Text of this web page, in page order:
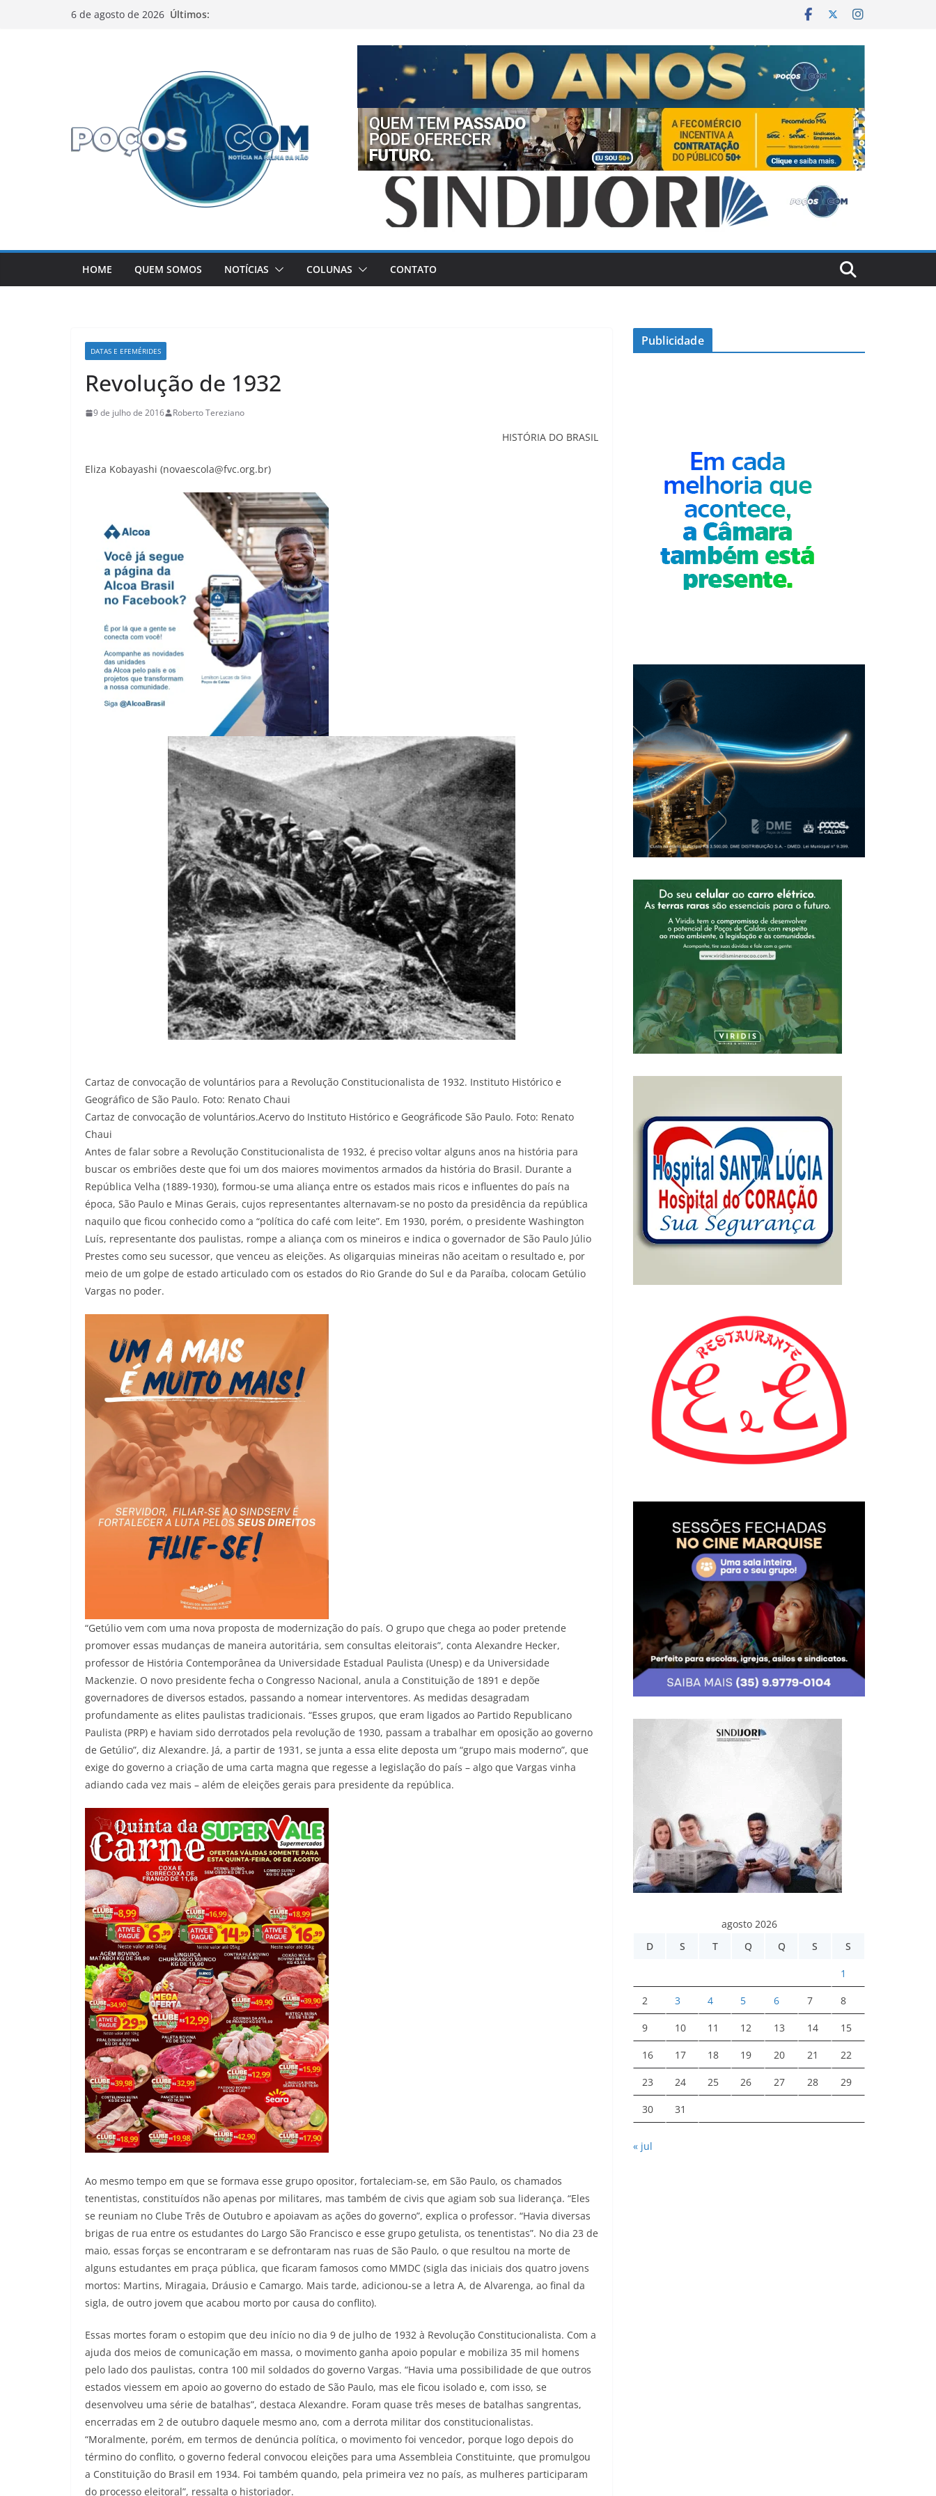
6 de agosto de 2026 Últimos:
HOME QUEM SOMOS NOTÍCIAS COLUNAS CONTATO
DATAS E EFEMÉRIDES
Revolução de 1932
9 de julho de 2016 Roberto Tereziano
HISTÓRIA DO BRASIL
Eliza Kobayashi (novaescola@fvc.org.br)
Cartaz de convocação de voluntários para a Revolução Constitucionalista de 1932. Instituto Histórico e
Geográfico de São Paulo. Foto: Renato Chaui
Cartaz de convocação de voluntários.Acervo do Instituto Histórico e Geográficode São Paulo. Foto: Renato
Chaui
Antes de falar sobre a Revolução Constitucionalista de 1932, é preciso voltar alguns anos na história para
buscar os embriões deste que foi um dos maiores movimentos armados da história do Brasil. Durante a
República Velha (1889-1930), formou-se uma aliança entre os estados mais ricos e influentes do país na
época, São Paulo e Minas Gerais, cujos representantes alternavam-se no posto da presidência da república
naquilo que ficou conhecido como a “política do café com leite”. Em 1930, porém, o presidente Washington
Luís, representante dos paulistas, rompe a aliança com os mineiros e indica o governador de São Paulo Júlio
Prestes como seu sucessor, que venceu as eleições. As oligarquias mineiras não aceitam o resultado e, por
meio de um golpe de estado articulado com os estados do Rio Grande do Sul e da Paraíba, colocam Getúlio
Vargas no poder.
“Getúlio vem com uma nova proposta de modernização do país. O grupo que chega ao poder pretende
promover essas mudanças de maneira autoritária, sem consultas eleitorais”, conta Alexandre Hecker,
professor de História Contemporânea da Universidade Estadual Paulista (Unesp) e da Universidade
Mackenzie. O novo presidente fecha o Congresso Nacional, anula a Constituição de 1891 e depõe
governadores de diversos estados, passando a nomear interventores. As medidas desagradam
profundamente as elites paulistas tradicionais. “Esses grupos, que eram ligados ao Partido Republicano
Paulista (PRP) e haviam sido derrotados pela revolução de 1930, passam a trabalhar em oposição ao governo
de Getúlio”, diz Alexandre. Já, a partir de 1931, se junta a essa elite deposta um “grupo mais moderno”, que
exige do governo a criação de uma carta magna que regesse a legislação do país – algo que Vargas vinha
adiando cada vez mais – além de eleições gerais para presidente da república.
Ao mesmo tempo em que se formava esse grupo opositor, fortaleciam-se, em São Paulo, os chamados
tenentistas, constituídos não apenas por militares, mas também de civis que agiam sob sua liderança. “Eles
se reuniam no Clube Três de Outubro e apoiavam as ações do governo”, explica o professor. “Havia diversas
brigas de rua entre os estudantes do Largo São Francisco e esse grupo getulista, os tenentistas”. No dia 23 de
maio, essas forças se encontraram e se defrontaram nas ruas de São Paulo, o que resultou na morte de
alguns estudantes em praça pública, que ficaram famosos como MMDC (sigla das iniciais dos quatro jovens
mortos: Martins, Miragaia, Dráusio e Camargo. Mais tarde, adicionou-se a letra A, de Alvarenga, ao final da
sigla, de outro jovem que acabou morto por causa do conflito).
Essas mortes foram o estopim que deu início no dia 9 de julho de 1932 à Revolução Constitucionalista. Com a
ajuda dos meios de comunicação em massa, o movimento ganha apoio popular e mobiliza 35 mil homens
pelo lado dos paulistas, contra 100 mil soldados do governo Vargas. “Havia uma possibilidade de que outros
estados viessem em apoio ao governo do estado de São Paulo, mas ele ficou isolado e, com isso, se
desenvolveu uma série de batalhas”, destaca Alexandre. Foram quase três meses de batalhas sangrentas,
encerradas em 2 de outubro daquele mesmo ano, com a derrota militar dos constitucionalistas.
“Moralmente, porém, em termos de denúncia política, o movimento foi vencedor, porque logo depois do
término do conflito, o governo federal convocou eleições para uma Assembleia Constituinte, que promulgou
a Constituição do Brasil em 1934. Foi também quando, pela primeira vez no país, as mulheres participaram
do processo eleitoral”, ressalta o historiador.
Publicidade
agosto 2026
D
S T Q Q S S
1
2 3 4 5 6 7 8
9 10 11 12 13 14 15
16 17 18 19 20 21 22
23 24 25 26 27 28 29
30 31
« jul